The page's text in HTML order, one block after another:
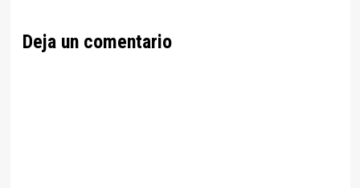
Deja un comentario